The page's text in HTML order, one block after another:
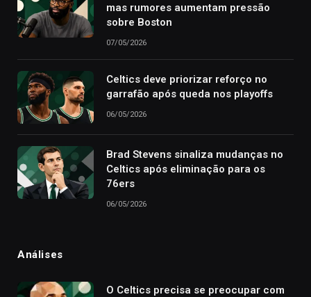
mas rumores aumentam pressão
sobre Boston
07/05/2026
Celtics deve priorizar reforço no
garrafão após queda nos playoffs
06/05/2026
Brad Stevens sinaliza mudanças no
Celtics após eliminação para os
76ers
06/05/2026
Análises
O Celtics precisa se preocupar com